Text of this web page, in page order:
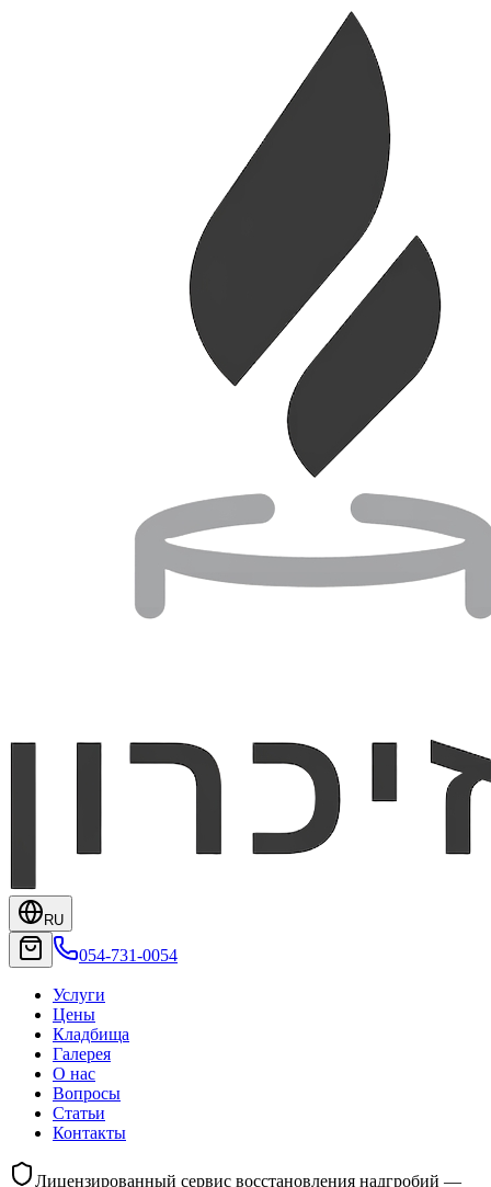
RU
054-731-0054
Услуги
Цены
Кладбища
Галерея
О нас
Вопросы
Статьи
Контакты
Лицензированный сервис восстановления надгробий —